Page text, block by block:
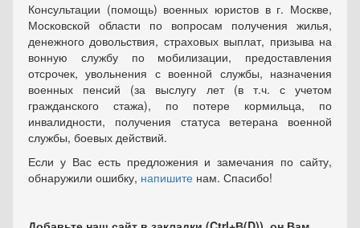
Консультации (помощь) военных юристов в г. Москве,
Московской области по вопросам получения жилья,
денежного довольствия, страховых выплат, призыва на
вонную службу по мобилизации, предоставления
отсрочек, увольнения с военной службы, назначения
военных пенсий (за выслугу лет (в т.ч. с учетом
гражданского стажа), по потере кормильца, по
инвалидности, получения статуса ветерана военной
службы, боевых действий.
Если у Вас есть предложения и замечания по сайту,
обнаружили ошибку, напишите нам. Спасибо!